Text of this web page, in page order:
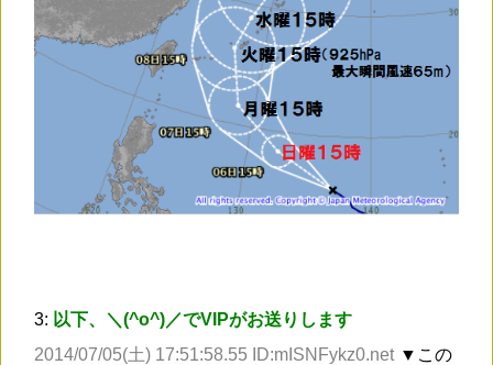
3: 以下、＼(^o^)／でVIPがお送りします
2014/07/05(土) 17:51:58.55 ID:mISNFykz0.net ▼この